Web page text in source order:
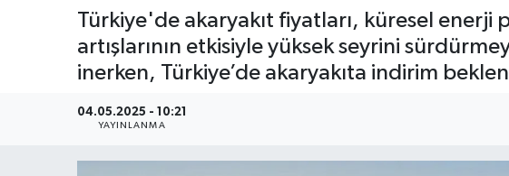
Türkiye'de akaryakıt fiyatları, küresel enerji
artışlarının etkisiyle yüksek seyrini
inerken, Türkiye’de akaryakıta indirim
04.05.2025 - 10:21
YAYINLANMA
Ekonomi
Yaşam
Aydın Trafik Yoğunluk Haritası
Süper Lig Puan Durumu ve Fikstür